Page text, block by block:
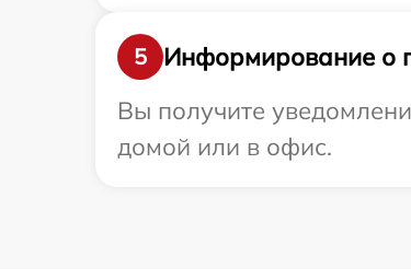
5
Информирование о
Вы получите
домой или в офис.